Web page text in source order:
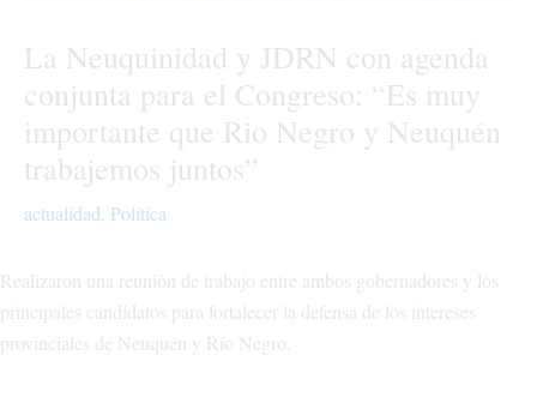
La Neuquinidad y JDRN con agenda
conjunta para el Congreso: “Es muy
importante que Rio Negro y Neuquén
trabajemos juntos”
actualidad, Política
Realizaron una reunión de trabajo entre ambos gobernadores y los
principales candidatos para fortalecer la defensa de los intereses
provinciales de Neuquén y Río Negro.